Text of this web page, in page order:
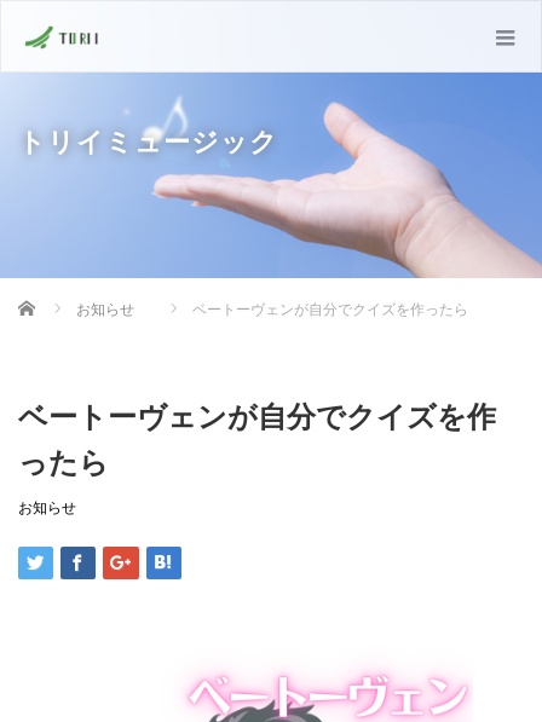
トリイミュージック
Home お知らせ ベートーヴェンが自分でクイズを作ったら
ベートーヴェンが自分でクイズを作
ったら
お知らせ